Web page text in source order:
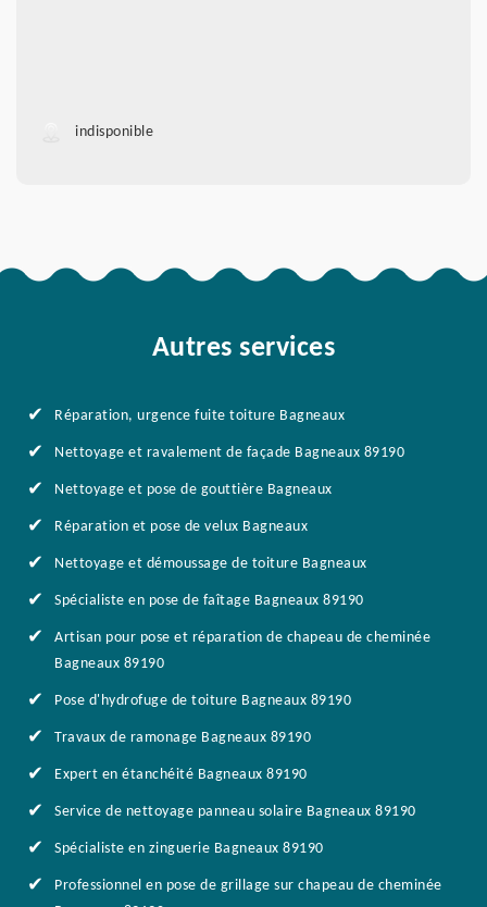
indisponible
Autres services
Réparation, urgence fuite toiture Bagneaux
Nettoyage et ravalement de façade Bagneaux 89190
Nettoyage et pose de gouttière Bagneaux
Réparation et pose de velux Bagneaux
Nettoyage et démoussage de toiture Bagneaux
Spécialiste en pose de faîtage Bagneaux 89190
Artisan pour pose et réparation de chapeau de cheminée
Bagneaux 89190
Pose d'hydrofuge de toiture Bagneaux 89190
Travaux de ramonage Bagneaux 89190
Expert en étanchéité Bagneaux 89190
Service de nettoyage panneau solaire Bagneaux 89190
Spécialiste en zinguerie Bagneaux 89190
Professionnel en pose de grillage sur chapeau de cheminée